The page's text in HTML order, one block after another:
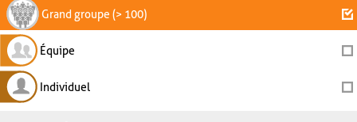
Grand groupe (> 100)
Équipe
Individuel